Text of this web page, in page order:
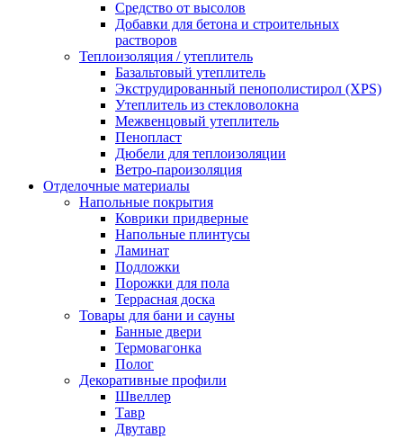
Средство от высолов
Добавки для бетона и строительных
растворов
Теплоизоляция / утеплитель
Базальтовый утеплитель
Экструдированный пенополистирол (XPS)
Утеплитель из стекловолокна
Межвенцовый утеплитель
Пенопласт
Дюбели для теплоизоляции
Ветро-пароизоляция
Отделочные материалы
Напольные покрытия
Коврики придверные
Напольные плинтусы
Ламинат
Подложки
Порожки для пола
Террасная доска
Товары для бани и сауны
Банные двери
Термовагонка
Полог
Декоративные профили
Швеллер
Тавр
Двутавр